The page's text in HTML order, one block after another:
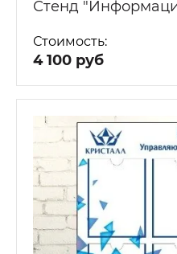
Стенд
Стоимость:
4 100 руб